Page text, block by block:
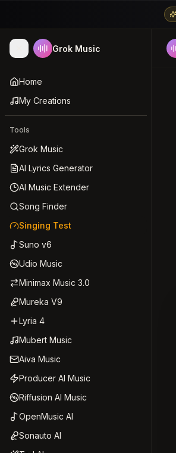
Grok Music
Home
My Creations
Tools
Grok Music
AI Lyrics Generator
AI Music Extender
Song Finder
Singing Test
Suno v6
Udio Music
Minimax Music 3.0
Mureka V9
Lyria 4
Mubert Music
Aiva Music
Producer AI Music
Riffusion AI Music
OpenMusic AI
Sonauto AI